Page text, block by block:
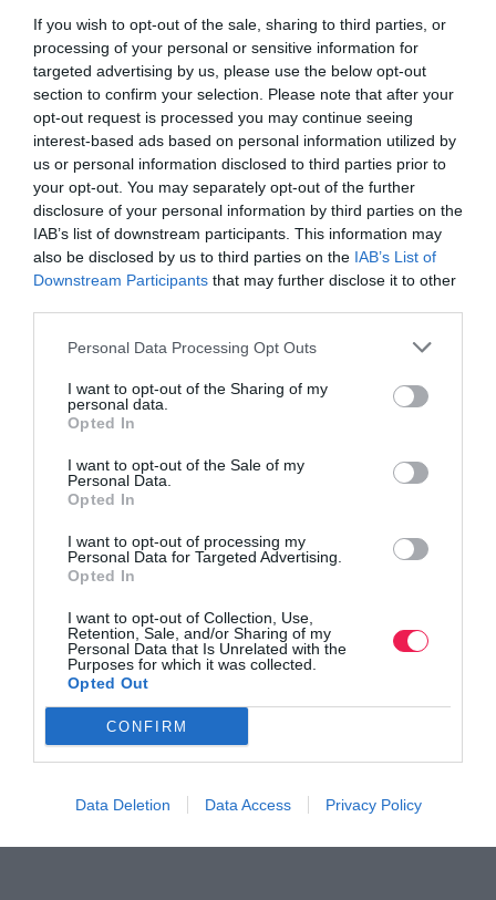
If you wish to opt-out of the sale, sharing to third parties, or
processing of your personal or sensitive information for
targeted advertising by us, please use the below opt-out
section to confirm your selection. Please note that after your
opt-out request is processed you may continue seeing
interest-based ads based on personal information utilized by
us or personal information disclosed to third parties prior to
your opt-out. You may separately opt-out of the further
disclosure of your personal information by third parties on the
IAB’s list of downstream participants. This information may
also be disclosed by us to third parties on the IAB’s List of
Downstream Participants that may further disclose it to other
Personal Data Processing Opt Outs
I want to opt-out of the Sharing of my
personal data.
Opted In
I want to opt-out of the Sale of my
Personal Data.
Opted In
I want to opt-out of processing my
Personal Data for Targeted Advertising.
Opted In
I want to opt-out of Collection, Use,
Retention, Sale, and/or Sharing of my
Personal Data that Is Unrelated with the
Purposes for which it was collected.
Opted Out
CONFIRM
Data Deletion Data Access Privacy Policy
Όλα τα Τεύχη